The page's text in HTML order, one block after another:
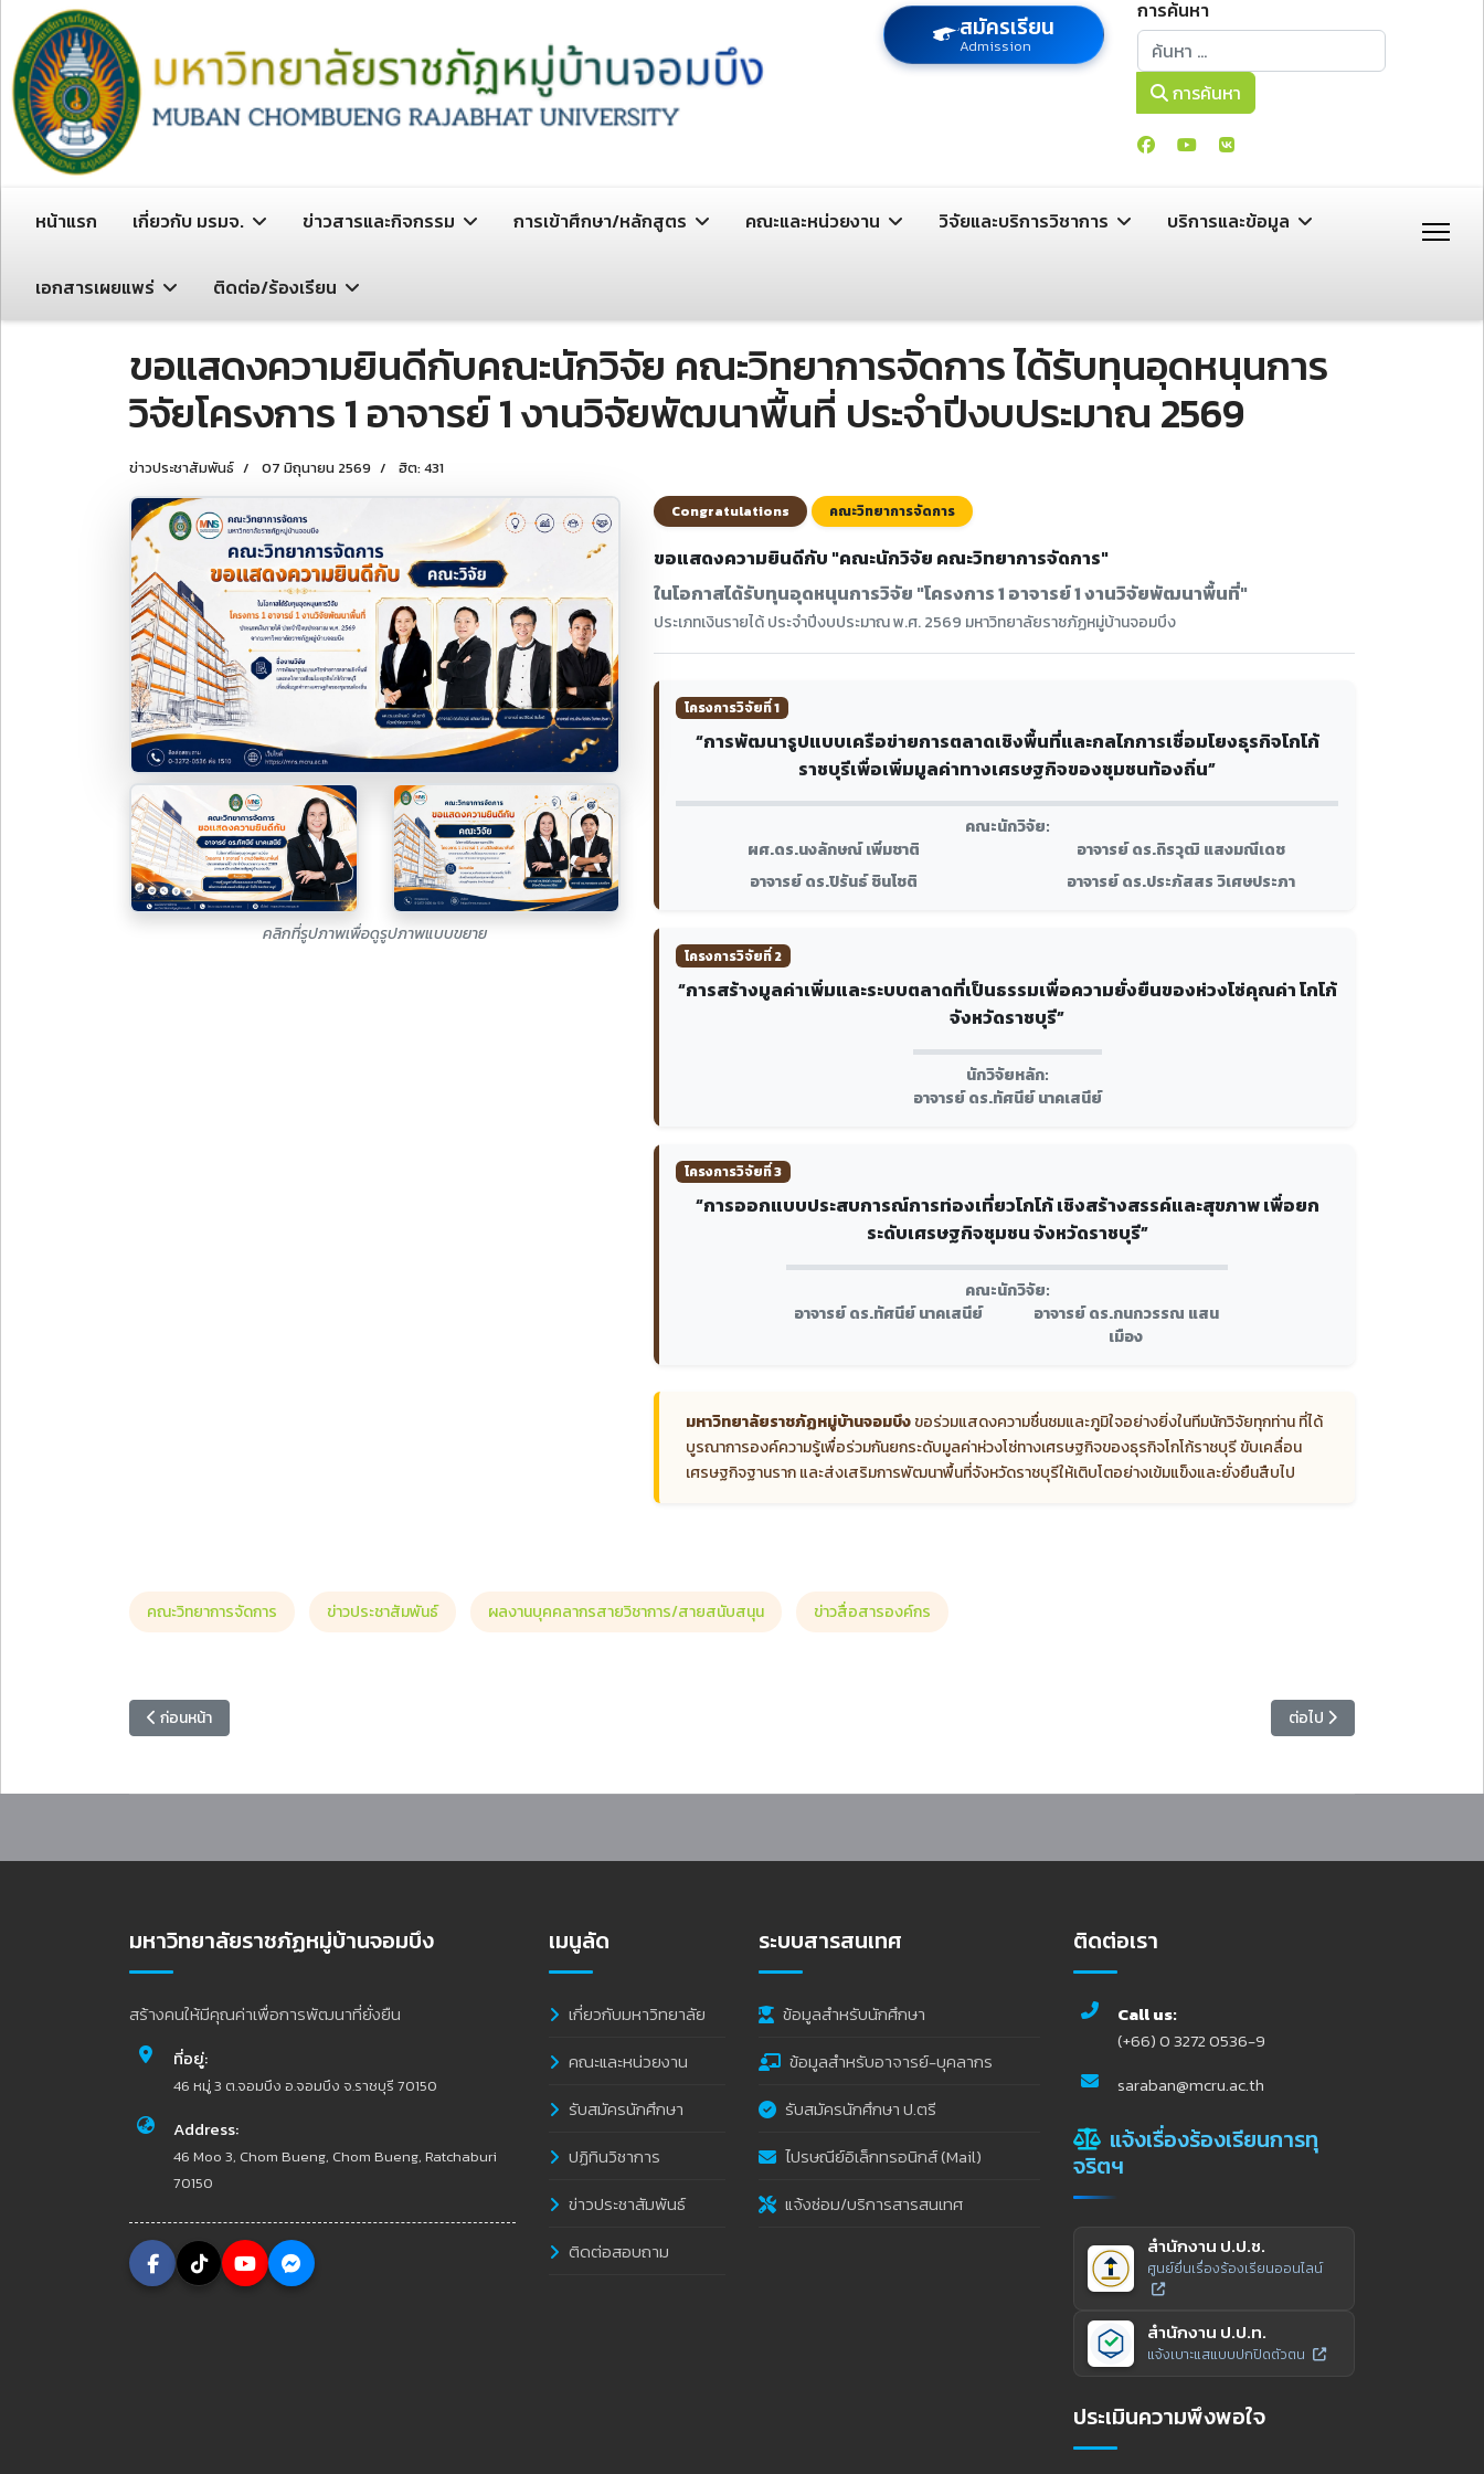
สมัครเรียน
Admission
การค้นหา
การค้นหา
การค้นหา
หน้าแรก เกี่ยวกับ มรมจ. ข่าวสารและกิจกรรม การเข้าศึกษา/หลักสูตร คณะและหน่วยงาน วิจัยและบริการวิชาการ บริการและข้อมูล
เอกสารเผยแพร่ ติดต่อ/ร้องเรียน
ขอแสดงความยินดีกับคณะนักวิจัย คณะวิทยาการจัดการ ได้รับทุนอุดหนุนการ
วิจัยโครงการ 1 อาจารย์ 1 งานวิจัยพัฒนาพื้นที่ ประจำปีงบประมาณ 2569
ข่าวประชาสัมพันธ์ 07 มิถุนายน 2569 ฮิต: 431
คลิกที่รูปภาพเพื่อดูรูปภาพแบบขยาย
Congratulations คณะวิทยาการจัดการ
ขอแสดงความยินดีกับ "คณะนักวิจัย คณะวิทยาการจัดการ"
ในโอกาสได้รับทุนอุดหนุนการวิจัย "โครงการ 1 อาจารย์ 1 งานวิจัยพัฒนาพื้นที่"
ประเภทเงินรายได้ ประจำปีงบประมาณ พ.ศ. 2569 มหาวิทยาลัยราชภัฏหมู่บ้านจอมบึง
โครงการวิจัยที่ 1
“การพัฒนารูปแบบเครือข่ายการตลาดเชิงพื้นที่และกลไกการเชื่อมโยงธุรกิจโกโก้
ราชบุรีเพื่อเพิ่มมูลค่าทางเศรษฐกิจของชุมชนท้องถิ่น”
คณะนักวิจัย:
ผศ.ดร.นงลักษณ์ เพิ่มชาติ
อาจารย์ ดร.ถิรวุฒิ แสงมณีเดช
อาจารย์ ดร.ปิรันธ์ ชินโชติ
อาจารย์ ดร.ประภัสสร วิเศษประภา
โครงการวิจัยที่ 2
“การสร้างมูลค่าเพิ่มและระบบตลาดที่เป็นธรรมเพื่อความยั่งยืนของห่วงโซ่คุณค่า โกโก้
จังหวัดราชบุรี”
นักวิจัยหลัก:
อาจารย์ ดร.ทัศนีย์ นาคเสนีย์
โครงการวิจัยที่ 3
“การออกแบบประสบการณ์การท่องเที่ยวโกโก้ เชิงสร้างสรรค์และสุขภาพ เพื่อยก
ระดับเศรษฐกิจชุมชน จังหวัดราชบุรี”
คณะนักวิจัย:
อาจารย์ ดร.ทัศนีย์ นาคเสนีย์
อาจารย์ ดร.กนกวรรณ แสน
เมือง
มหาวิทยาลัยราชภัฏหมู่บ้านจอมบึงขอร่วมแสดงความชื่นชมและภูมิใจอย่างยิ่งในทีมนักวิจัยทุกท่าน ที่ได้
บูรณาการองค์ความรู้เพื่อร่วมกันยกระดับมูลค่าห่วงโซ่ทางเศรษฐกิจของธุรกิจโกโก้ราชบุรี ขับเคลื่อน
เศรษฐกิจฐานราก และส่งเสริมการพัฒนาพื้นที่จังหวัดราชบุรีให้เติบโตอย่างเข้มแข็งและยั่งยืนสืบไป
คณะวิทยาการจัดการ ข่าวประชาสัมพันธ์ ผลงานบุคคลากรสายวิชาการ/สายสนับสนุน ข่าวสื่อสารองค์กร
เนื้อหาก่อนหน้า: ขอเรียนเชิญอาจารย์นิเทศก์สหกิจศึกษาและนักศึกษาสหกิจศึกษา เข้าร่วมกิจกรรมปฐมนิเทศนักศึกษาสหกิจศึกษา ภาคเรียนที่ 1/2569
ก่อนหน้า เนื้อหาถัดไป: มหาวิทยาลัยรา
ต่อไป
มหาวิทยาลัยราชภัฏหมู่บ้านจอมบึง
สร้างคนให้มีคุณค่าเพื่อการพัฒนาที่ยั่งยืน
ที่อยู่:
46 หมู่ 3 ต.จอมบึง อ.จอมบึง จ.ราชบุรี 70150
Address:
46 Moo 3, Chom Bueng, Chom Bueng, Ratchaburi
70150
เมนูลัด
เกี่ยวกับมหาวิทยาลัย
คณะและหน่วยงาน
รับสมัครนักศึกษา
ปฏิทินวิชาการ
ข่าวประชาสัมพันธ์
ติดต่อสอบถาม
ระบบสารสนเทศ
ข้อมูลสำหรับนักศึกษา
ข้อมูลสำหรับอาจารย์-บุคลากร
รับสมัครนักศึกษา ป.ตรี
ไปรษณีย์อิเล็กทรอนิกส์ (Mail)
แจ้งซ่อม/บริการสารสนเทศ
ติดต่อเรา
Call us:
(+66) 0 3272 0536-9
saraban@mcru.ac.th
แจ้งเรื่องร้องเรียนการทุ
จริตฯ
สำนักงาน ป.ป.ช.
ศูนย์ยื่นเรื่องร้องเรียนออนไลน์
สำนักงาน ป.ป.ท.
แจ้งเบาะแสแบบปกปิดตัวตน
ประเมินความพึงพอใจ